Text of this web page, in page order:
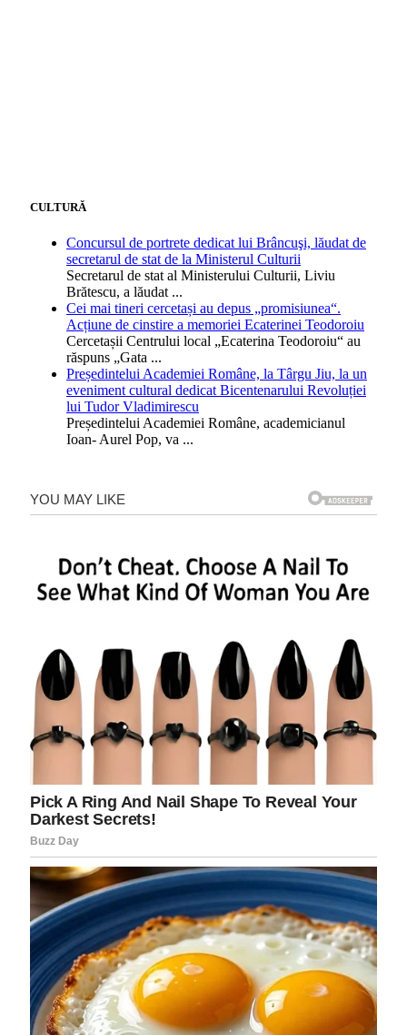
CULTURĂ
Concursul de portrete dedicat lui Brâncuşi, lăudat de
secretarul de stat de la Ministerul Culturii
Secretarul de stat al Ministerului Culturii, Liviu
Brătescu, a lăudat ...
Cei mai tineri cercetași au depus „promisiunea“.
Acțiune de cinstire a memoriei Ecaterinei Teodoroiu
Cercetașii Centrului local „Ecaterina Teodoroiu“ au
răspuns „Gata ...
Președintelui Academiei Române, la Târgu Jiu, la un
eveniment cultural dedicat Bicentenarului Revoluției
lui Tudor Vladimirescu
Președintelui Academiei Române, academicianul
Ioan- Aurel Pop, va ...